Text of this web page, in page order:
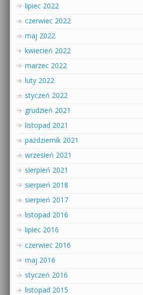
lipiec 2022
czerwiec 2022
maj 2022
kwiecień 2022
marzec 2022
luty 2022
styczeń 2022
grudzień 2021
listopad 2021
październik 2021
wrzesień 2021
sierpień 2021
sierpień 2018
sierpień 2017
listopad 2016
lipiec 2016
czerwiec 2016
maj 2016
styczeń 2016
listopad 2015